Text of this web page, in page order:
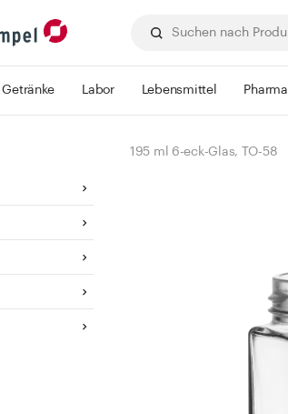
Getränke Labor Lebensmittel Pharma
195 ml 6-eck-Glas, TO-58